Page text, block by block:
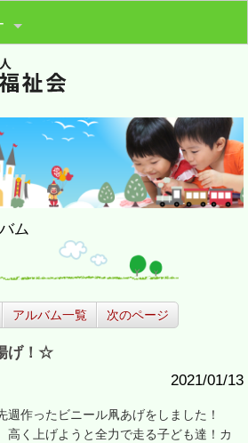
ム
アルバム一覧 次のページ
げ！☆
2021/01/13
週作ったビニール凧あげをしました！
高く上げようと全力で走る子ども達！カ